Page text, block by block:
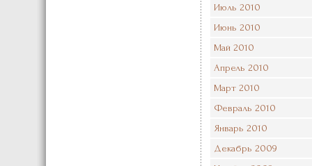
Июль 2010
Июнь 2010
Май 2010
Апрель 2010
Март 2010
Февраль 2010
Январь 2010
Декабрь 2009